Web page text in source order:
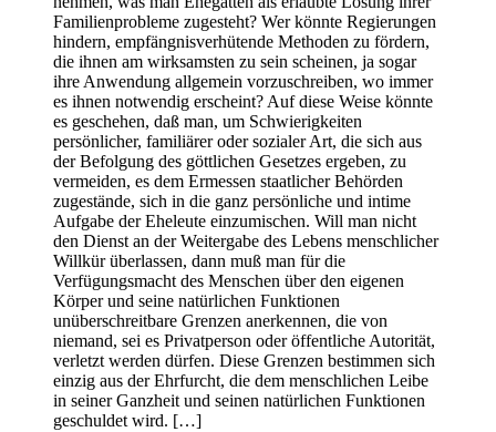
Familienprobleme zugesteht? Wer könnte Regierungen
hindern, empfängnisverhütende Methoden zu fördern,
die ihnen am wirksamsten zu sein scheinen, ja sogar
ihre Anwendung allgemein vorzuschreiben, wo immer
es ihnen notwendig erscheint? Auf diese Weise könnte
es geschehen, daß man, um Schwierigkeiten
persönlicher, familiärer oder sozialer Art, die sich aus
der Befolgung des göttlichen Gesetzes ergeben, zu
vermeiden, es dem Ermessen staatlicher Behörden
zugestände, sich in die ganz persönliche und intime
Aufgabe der Eheleute einzumischen. Will man nicht
den Dienst an der Weitergabe des Lebens menschlicher
Willkür überlassen, dann muß man für die
Verfügungsmacht des Menschen über den eigenen
Körper und seine natürlichen Funktionen
unüberschreitbare Grenzen anerkennen, die von
niemand, sei es Privatperson oder öffentliche Autorität,
verletzt werden dürfen. Diese Grenzen bestimmen sich
einzig aus der Ehrfurcht, die dem menschlichen Leibe
in seiner Ganzheit und seinen natürlichen Funktionen
geschuldet wird. […]